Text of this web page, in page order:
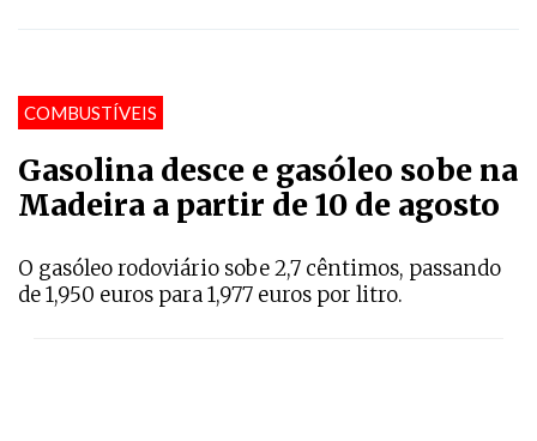
COMBUSTÍVEIS
Gasolina desce e gasóleo sobe na
Madeira a partir de 10 de agosto
O gasóleo rodoviário sobe 2,7 cêntimos, passando
de 1,950 euros para 1,977 euros por litro.